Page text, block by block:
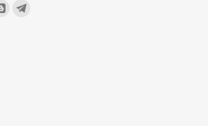
us on:
BloggerTelegram